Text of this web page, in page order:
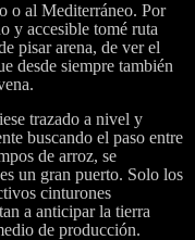
o al Mediterráneo. Por
y accesible tomé ruta
pisar arena, de ver el
desde siempre también
trazado a nivel y
buscando el paso entre
de arroz, se
un gran puerto. Solo los
cinturones
a anticipar la tierra
de producción.